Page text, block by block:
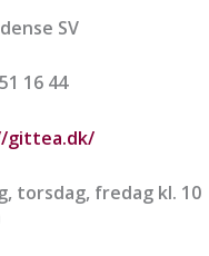
SV
16 44
gittea.dk/
torsdag, fredag kl. 10